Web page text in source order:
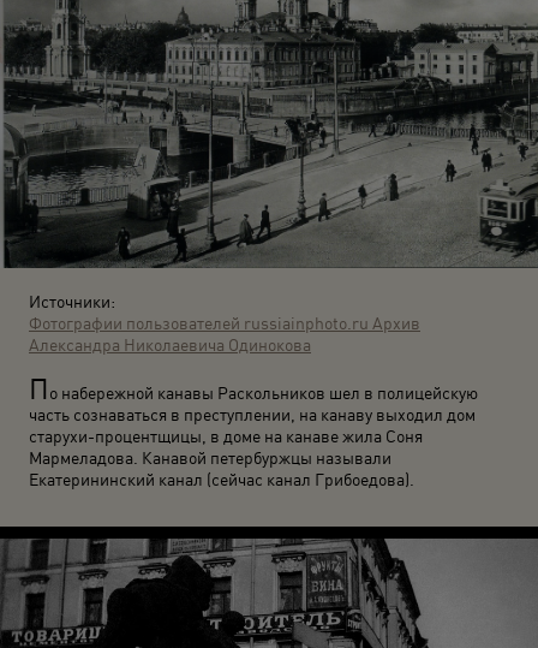
Источники:
Фотографии пользователей russiainphoto.ru Архив
Александра Николаевича Одинокова
По набережной канавы Раскольников шел в полицейскую
часть сознаваться в преступлении, на канаву выходил дом
старухи-процентщицы, в доме на канаве жила Соня
Мармеладова. Канавой петер­буржцы называли
Екатерининский канал (сейчас канал Грибоедова).